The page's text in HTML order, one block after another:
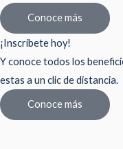
Conoce más
¡Inscríbete hoy!
Y conoce todos los
estas a un clic de distancia.
Conoce más